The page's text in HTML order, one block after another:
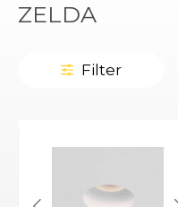
ZELDA
Filter